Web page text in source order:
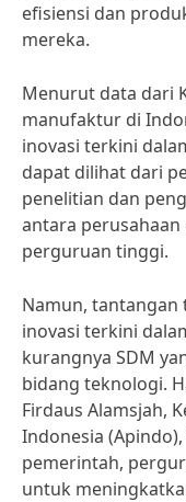
efisiensi dan
mereka.
Menurut data dari
manufaktur di
inovasi terkini
dapat dilihat dari
penelitian dan
antara
perguruan tinggi.
Namun, tantangan
inovasi terkini
kurangnya SDM
bidang teknologi.
Firdaus Alamsjah,
Indonesia
pemerintah,
untuk